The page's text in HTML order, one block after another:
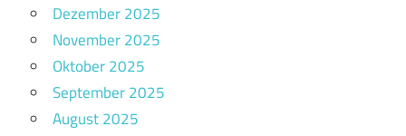
Dezember 2025
November 2025
Oktober 2025
September 2025
August 2025